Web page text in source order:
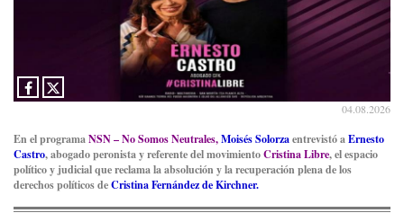
04.08.2026
En el programaNSN – No Somos Neutrales,Moisés Solorzaentrevistó aErnesto
Castro, abogado peronista y referente del movimientoCristina Libre, el espacio
político y judicial que reclama la absolución y la recuperación plena de los
derechos políticos deCristina Fernández de Kirchner.